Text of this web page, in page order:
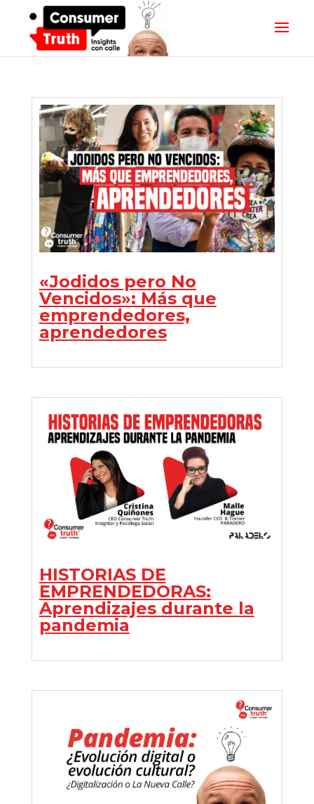
«Jodidos pero No
Vencidos»: Más que
emprendedores,
aprendedores
HISTORIAS DE
EMPRENDEDORAS:
Aprendizajes durante la
pandemia